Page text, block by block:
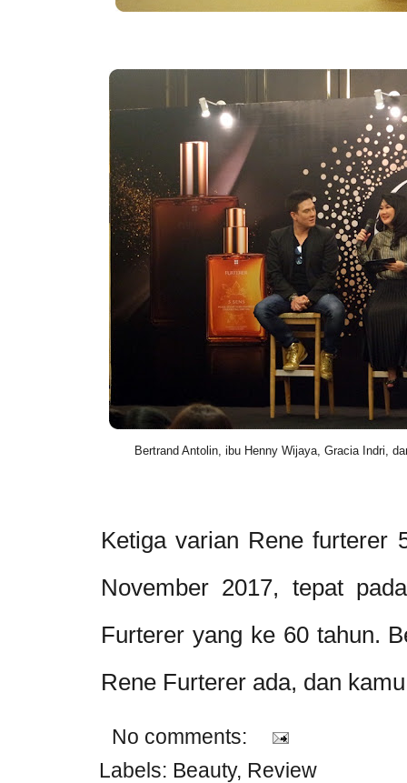
Bertrand Antolin, ibu Henny Wijaya, Gracia Indri,
Ketiga varian Rene furterer
November 2017, tepat
Furterer yang ke 60 tahun.
Rene Furterer ada, dan
No comments:
Labels: Beauty, Review